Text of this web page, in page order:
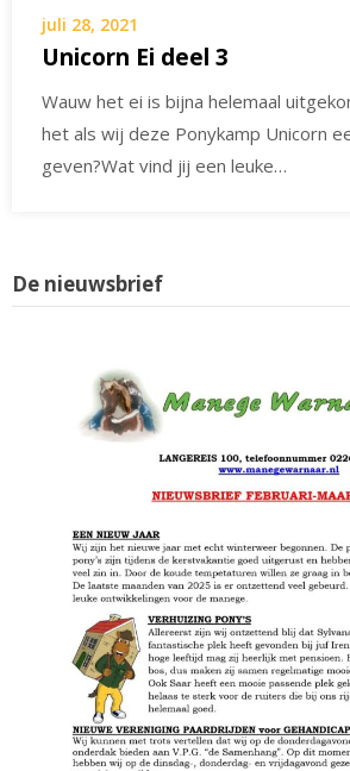
juli 28, 2021
Unicorn Ei deel 3
Wauw het ei is bijna helemaal
het als wij deze Ponykamp Unicorn
geven?Wat vind jij een leuke…
De nieuwsbrief